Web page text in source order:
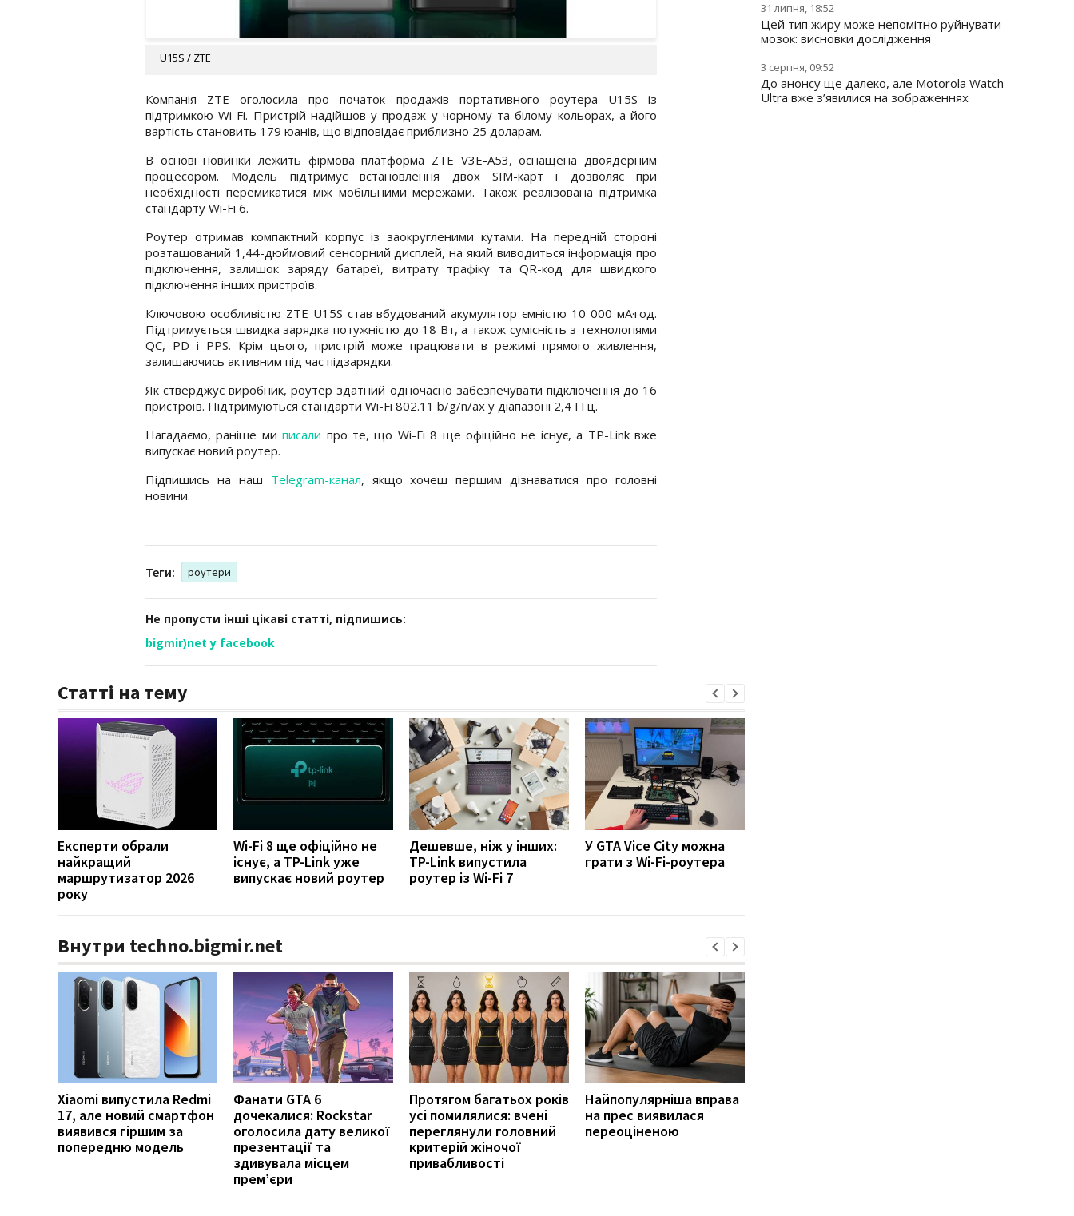
U15S / ZTE
Компанія ZTE оголосила про початок продажів портативного роутера U15S із
підтримкою Wi-Fi. Пристрій надійшов у продаж у чорному та білому кольорах, а його
вартість становить 179 юанів, що відповідає приблизно 25 доларам.
В основі новинки лежить фірмова платформа ZTE V3E-A53, оснащена двоядерним
процесором. Модель підтримує встановлення двох SIM-карт і дозволяє при
необхідності перемикатися між мобільними мережами. Також реалізована підтримка
стандарту Wi-Fi 6.
Роутер отримав компактний корпус із заокругленими кутами. На передній стороні
розташований 1,44-дюймовий сенсорний дисплей, на який виводиться інформація про
підключення, залишок заряду батареї, витрату трафіку та QR-код для швидкого
підключення інших пристроїв.
Ключовою особливістю ZTE U15S став вбудований акумулятор ємністю 10 000 мА·год.
Підтримується швидка зарядка потужністю до 18 Вт, а також сумісність з технологіями
QC, PD і PPS. Крім цього, пристрій може працювати в режимі прямого живлення,
залишаючись активним під час підзарядки.
Як стверджує виробник, роутер здатний одночасно забезпечувати підключення до 16
пристроїв. Підтримуються стандарти Wi-Fi 802.11 b/g/n/ax у діапазоні 2,4 ГГц.
Нагадаємо, раніше миписали про те, що Wi-Fi 8 ще офіційно не існує, а TP-Link вже
випускає новий роутер.
Підпишись на наш Telegram-канал, якщо хочеш першим дізнаватися про головні
новини.
Теги: роутери
Не пропусти інші цікаві статті, підпишись:
bigmir)net у facebook
Статті на тему
Експерти обрали
найкращий
маршрутизатор 2026
року
Wi-Fi 8 ще офіційно не
існує, а TP-Link уже
випускає новий роутер
Дешевше, ніж у інших:
TP-Link випустила
роутер із Wi-Fi 7
У GTA Vice City можна
грати з Wi-Fi-роутера
Внутри techno.bigmir.net
Xiaomi випустила Redmi
17, але новий смартфон
виявився гіршим за
попередню модель
Фанати GTA 6
дочекалися: Rockstar
оголосила дату великої
презентації та
здивувала місцем
прем’єри
Протягом багатьох років
усі помилялися: вчені
переглянули головний
критерій жіночої
привабливості
Найпопулярніша вправа
на прес виявилася
переоціненою
31 липня, 18:52
Цей тип жиру може непомітно руйнувати
мозок: висновки дослідження
3 серпня, 09:52
До анонсу ще далеко, але Motorola Watch
Ultra вже з’явилися на зображеннях